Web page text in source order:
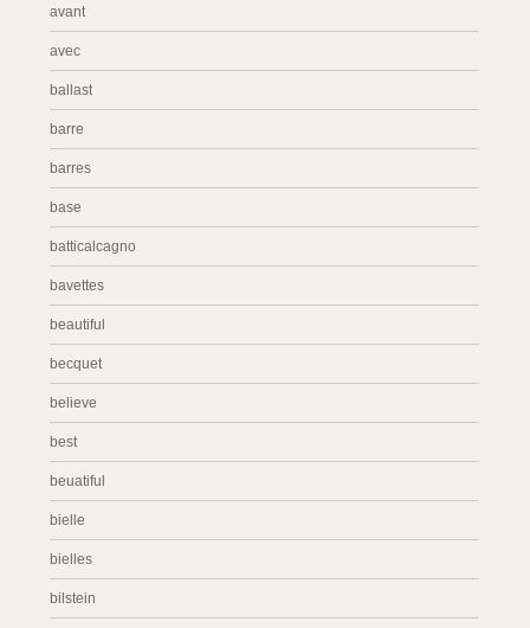
avant
avec
ballast
barre
barres
base
batticalcagno
bavettes
beautiful
becquet
believe
best
beuatiful
bielle
bielles
bilstein